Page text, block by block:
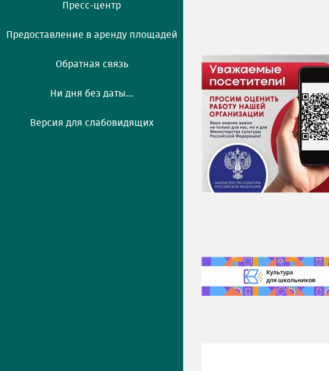
Пресс-центр
Предоставление в аренду площадей
Обратная связь
Ни дня без даты...
Версия для слабовидящих